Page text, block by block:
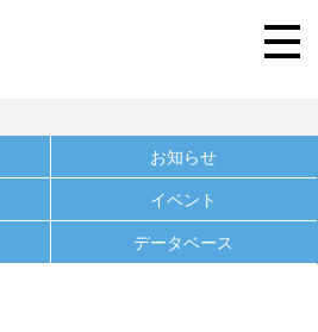
お知らせ
イベント
データベース